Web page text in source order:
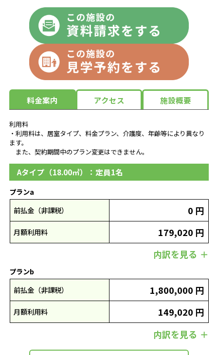
料金案内 アクセス 施設概要
利用料
・利用料は、居室タイプ、料金プラン、介護度、年齢等により異なり
ます。
また、契約期間中のプラン変更はできません。
Aタイプ（18.00㎡）：定員1名
プランa
前払金（非課税）
0 円
月額利用料
179,020 円
内訳を見る
プランb
前払金（非課税）
1,800,000 円
月額利用料
149,020 円
内訳を見る